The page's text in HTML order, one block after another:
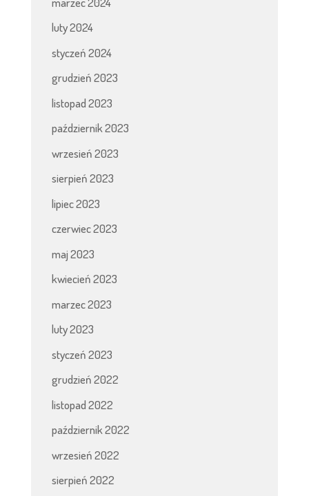
luty 2024
styczeń 2024
grudzień 2023
listopad 2023
październik 2023
wrzesień 2023
sierpień 2023
lipiec 2023
czerwiec 2023
maj 2023
kwiecień 2023
marzec 2023
luty 2023
styczeń 2023
grudzień 2022
listopad 2022
październik 2022
wrzesień 2022
sierpień 2022